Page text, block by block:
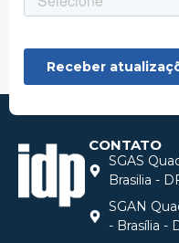
CONTATO
SGAS
Brasilia -
SGAN
- Brasília -